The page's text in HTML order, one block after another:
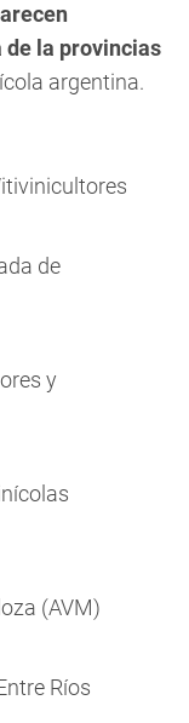
de la provincias
argentina.
de
y
(AVM)
Ríos